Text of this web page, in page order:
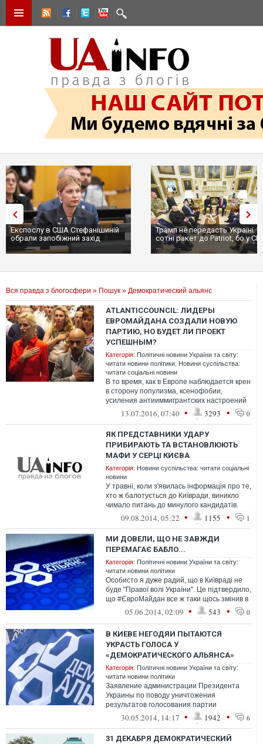
Експослу в США Стефанішиній
обрали запобіжний захід
Трамп не передасть Україні
сотні ракет до Patriot, бо у
...
Вся правда з блогосфери » Пошук » Демократический альянс
АTLANTICCOUNCIL: ЛИДЕРЫ
ЕВРОМАЙДАНА СОЗДАЛИ НОВУЮ
ПАРТИЮ, НО БУДЕТ ЛИ ПРОЕКТ
УСПЕШНЫМ?
Категорія: Політичні новини України та світу:
читати новини політики Новини суспільства:
читати соціальні новини
В то время, как в Европе наблюдается крен
в сторону популизма, ксенофобии,
усиления антииммигрантских настроений
и антиевропейского позерства, Украина...
13.07.2016, 07:40 • 3293 • 0
ЯК ПРЕДСТАВНИКИ УДАРУ
ПРИБИРАЮТЬ ТА ВСТАНОВЛЮЮТЬ
МАФИ У СЕРЦІ КИЄВА
Категорія: Новини суспільства: читати соціальні
новини
У травні, коли з'явилась інформація про те,
хто ж балотується до Київради, виникло
чимало питань до минулого кандидатів.
Але, мабуть, не зовсім вірно ...
09.08.2014, 05:22 • 1155 • 1
МИ ДОВЕЛИ, ЩО НЕ ЗАВЖДИ
ПЕРЕМАГАЄ БАБЛО...
Категорія: Політичні новини України та світу:
читати новини політики
Особисто я дуже радий, що в Київраді не
буде "Правої волі України". Це підтвердило,
що #ЄвроМайдан все ж таки щось змінив в
свідомості Українців, адже...
05.06.2014, 02:09 • 543 • 0
В КИЕВЕ НЕГОДЯИ ПЫТАЮТСЯ
УКРАСТЬ ГОЛОСА У
«ДЕМОКРАТИЧЕСКОГО АЛЬЯНСА»
Категорія: Політичні новини України та світу:
читати новини політики
Заявление администрации Президента
Украины по поводу уничтожения
результатов голосования партии
"Демократический альянс" на выборах в
30.05.2014, 14:17 • 1942 • 6
31 ДЕКАБРЯ ДЕМОКРАТИЧЕСКИЙ